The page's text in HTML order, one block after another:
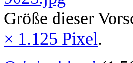
Größe dieser
× 1.125 Pixel.